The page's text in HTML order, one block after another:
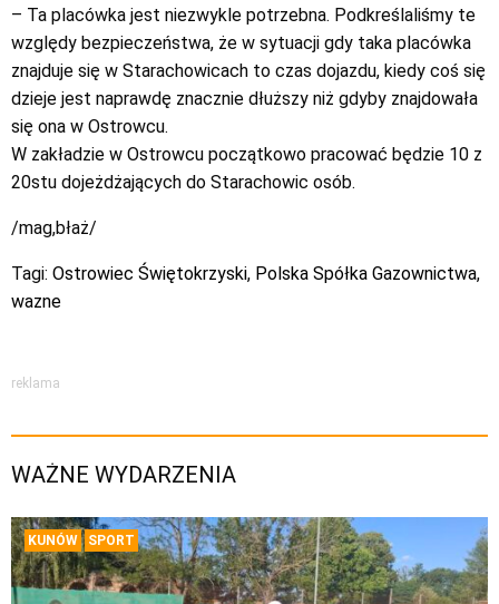
– Ta placówka jest niezwykle potrzebna. Podkreślaliśmy te
względy bezpieczeństwa, że w sytuacji gdy taka placówka
znajduje się w Starachowicach to czas dojazdu, kiedy coś się
dzieje jest naprawdę znacznie dłuższy niż gdyby znajdowała
się ona w Ostrowcu.
W zakładzie w Ostrowcu początkowo pracować będzie 10 z
20stu dojeżdżających do Starachowic osób.
/mag,błaż/
Tagi: Ostrowiec Świętokrzyski, Polska Spółka Gazownictwa,
wazne
reklama
WAŻNE WYDARZENIA
KUNÓW SPORT